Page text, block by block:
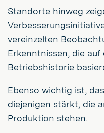
Standorte hinweg
vereinzelten
Erkenntnissen, die
Betriebshistorie
Ebenso wichtig ist,
diejenigen stärkt, die
Produktion stehen.